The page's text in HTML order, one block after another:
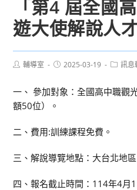
「第4 屆全國
遊大使解說人
Post輔導室
Post2025-03-19
Post訊息
一、 參加對象：全國高中職觀
額50位）。
二、費用:訓練課程免費。
三、解說導覽地點：大台北地
四、報名截止時間：114年4月